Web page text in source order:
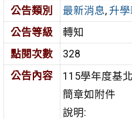
公告類別
最新消息, 升
公告等級
轉知
點閱次數
328
公告內容
115學年度基
簡章如附件
說明: